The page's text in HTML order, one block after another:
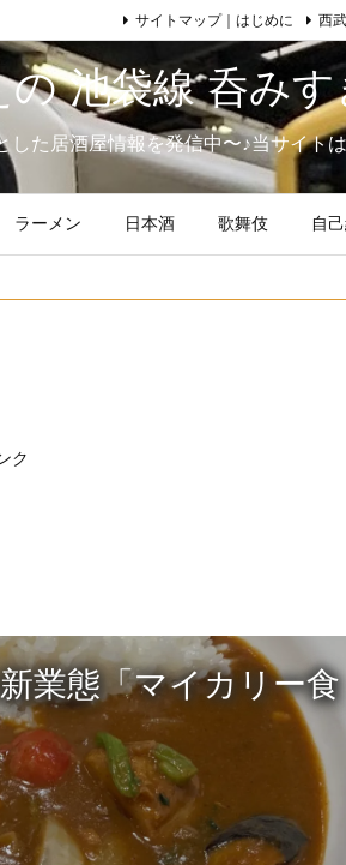
の 池袋線 呑み
した居酒屋情報を発信中〜♪当サイト
ラーメン 日本酒 歌舞伎 自
サイトマップ｜はじめに 西
ク
業態「マイカリー食